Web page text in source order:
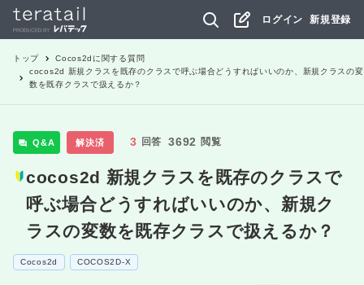
ログイン 新規登録
トップ Cocos2d に関する質問
cocos2d 新規クラスを既存のクラスで呼ぶ場合どうすればいいのか、新規クラスの変
数を既存クラスで扱えるか？
Q&A 解決済 3 回答 3692 閲覧
cocos2d 新規クラスを既存のクラスで
呼ぶ場合どうすればいいのか、新規ク
ラスの変数を既存クラスで扱えるか？
Cocos2d COCOS2D-X